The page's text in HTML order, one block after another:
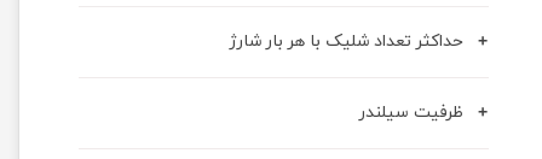
حداکثر تعداد شلیک با هر بار شارژ
ظرفیت سیلندر